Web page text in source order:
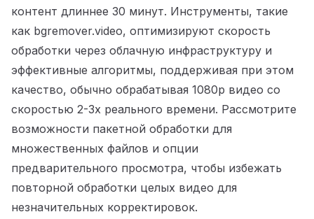
контент длиннее 30 минут. Инструменты, такие
как bgremover.video, оптимизируют скорость
обработки через облачную инфраструктуру и
эффективные алгоритмы, поддерживая при этом
качество, обычно обрабатывая 1080p видео со
скоростью 2-3x реального времени. Рассмотрите
возможности пакетной обработки для
множественных файлов и опции
предварительного просмотра, чтобы избежать
повторной обработки целых видео для
незначительных корректировок.